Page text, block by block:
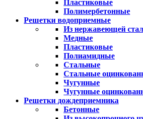
Пластиковые
Полимербетонные
Решетки водоприемные
Из нержавеющей
Медные
Пластиковые
Полиамидные
Стальные
Стальные
Чугунные
Чугунные
Решетки дождеприемника
Бетонные